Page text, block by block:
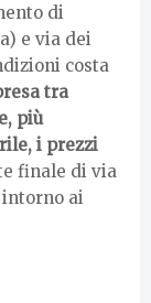
di
e via dei
costa
tra
più
i prezzi
finale di via
ai